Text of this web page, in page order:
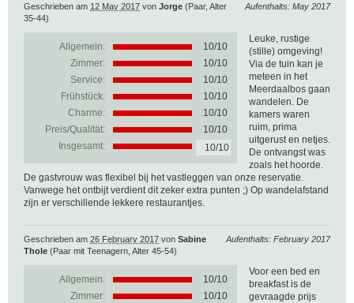
Aufenthalts: May 2017
Geschrieben am 12 May 2017 von Jorge (Paar, Alter
35-44)
Allgemein: 10/10
Zimmer:
10/10
Service:
10/10
Frühstück:
10/10
Charme:
10/10
Preis/Qualität:
10/10
Insgesamt:
10/10
Leuke, rustige
(stille) omgeving!
Via de tuin kan je
meteen in het
Meerdaalbos gaan
wandelen. De
kamers waren
ruim, prima
uitgerust en netjes.
De ontvangst was
zoals het hoorde.
De gastvrouw was flexibel bij het vastleggen van onze reservatie.
Vanwege het ontbijt verdient dit zeker extra punten ;) Op wandelafstand
zijn er verschillende lekkere restaurantjes.
Aufenthalts: February 2017
Geschrieben am 26 February 2017 von Sabine
Thole (Paar mit Teenagern, Alter 45-54)
Allgemein: 10/10
Zimmer:
10/10
Voor een bed en
breakfast is de
gevraagde prijs